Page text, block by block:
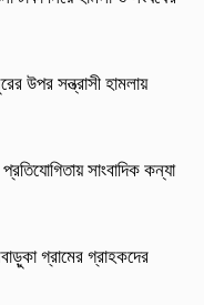
উপর সন্ত্রাসী হামলায়
সাংবাদিক কন্যা
গ্রামের গ্রাহকদের